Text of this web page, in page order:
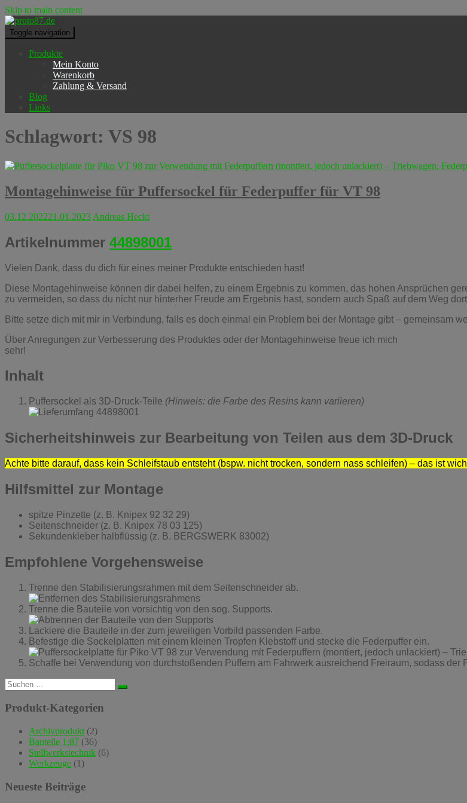
Skip to main content
Toggle navigation
Produkte
Mein Konto
Warenkorb
Zahlung & Versand
Blog
Links
Schlagwort: VS 98
Montagehinweise für Puffersockel für Federpuffer für VT 98
03.12.202221.01.2023 Andreas Heckt
Artikelnummer 44898001
Vielen Dank, dass du dich für eines meiner Produkte entschieden hast!
Diese Montagehinweise können dir dabei helfen, zu einem Ergebnis zu kommen, das hohen Ansprüchen
zu vermeiden, so dass du nicht nur hinterher Freude am Ergebnis hast, sondern auch Spaß auf dem Weg
Bitte setze dich mit mir in Verbindung, falls es doch einmal ein Problem bei der Montage gibt – gemeinsam
Über Anregungen zur Verbesserung des Produktes oder der Montagehinweise freue ich mich
sehr!
Inhalt
Puffersockel als 3D-Druck-Teile (Hinweis: die Farbe des Resins kann variieren)
Sicherheitshinweis zur Bearbeitung von Teilen aus dem 3D-Druck
Achte bitte darauf, dass kein Schleifstaub entsteht (bspw. nicht trocken, sondern nass schleifen) – das ist
Hilfsmittel zur Montage
spitze Pinzette (z. B. Knipex 92 32 29)
Seitenschneider (z. B. Knipex 78 03 125)
Sekundenkleber halbflüssig (z. B. BERGSWERK 83002)
Empfohlene Vorgehensweise
Trenne den Stabilisierungsrahmen mit dem Seitenschneider ab.
Trenne die Bauteile von vorsichtig von den sog. Supports.
Lackiere die Bauteile in der zum jeweiligen Vorbild passenden Farbe.
Befestige die Sockelplatten mit einem kleinen Tropfen Klebstoff und stecke die Federpuffer ein.
Schaffe bei Verwendung von durchstoßenden Puffern am Fahrwerk ausreichend Freiraum, sodass der
Suchen
nach:
Produkt-Kategorien
Archivprodukt (2)
Bauteile 1:87 (36)
Stellwerkstechnik (6)
Werkzeuge (1)
Neueste Beiträge